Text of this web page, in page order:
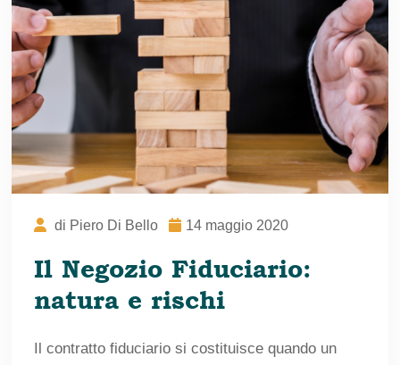
di Piero Di Bello 14 maggio 2020
Il Negozio Fiduciario:
natura e rischi
Il contratto fiduciario si costituisce quando un